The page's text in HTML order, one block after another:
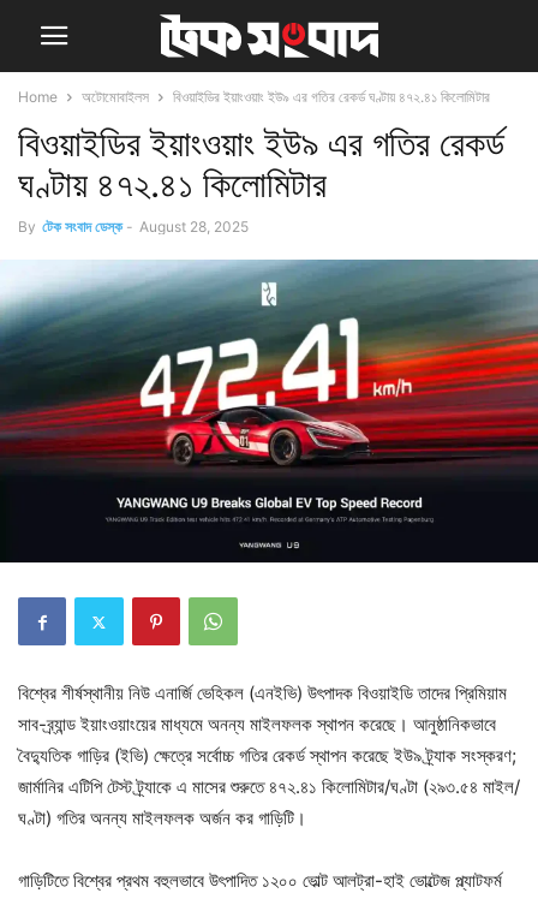
Home অটোমোবাইলস বিওয়াইডির ইয়াংওয়াং ইউ৯ এর গতির রেকর্ড ঘণ্টায় ৪৭২.৪১ কিলোমিটার
বিওয়াইডির ইয়াংওয়াং ইউ৯ এর গতির রেকর্ড
ঘণ্টায় ৪৭২.৪১ কিলোমিটার
By টেক সংবাদ ডেস্ক - August 28, 2025
বিশ্বের শীর্ষস্থানীয় নিউ এনার্জি ভেহিকল (এনইভি) উৎপাদক বিওয়াইডি তাদের প্রিমিয়াম
সাব-ব্র্যান্ড ইয়াংওয়াংয়ের মাধ্যমে অনন্য মাইলফলক স্থাপন করেছে। আনুষ্ঠানিকভাবে
বৈদ্যুতিক গাড়ির (ইভি) ক্ষেত্রে সর্বোচ্চ গতির রেকর্ড স্থাপন করেছে ইউ৯ ট্র্যাক সংস্করণ;
জার্মানির এটিপি টেস্ট ট্র্যাকে এ মাসের শুরুতে ৪৭২.৪১ কিলোমিটার/ঘণ্টা (২৯৩.৫৪ মাইল/
ঘণ্টা) গতির অনন্য মাইলফলক অর্জন কর গাড়িটি।
গাড়িটিতে বিশ্বের প্রথম বহুলভাবে উৎপাদিত ১২০০ ভোল্ট আলট্রা-হাই ভোল্টেজ প্ল্যাটফর্ম